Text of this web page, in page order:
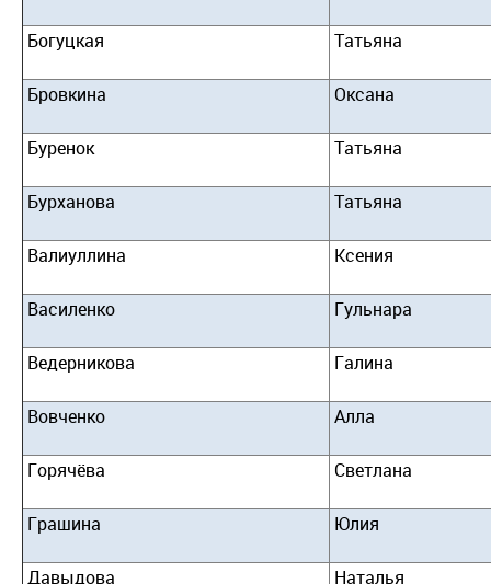
Богуцкая Татьяна
Бровкина Оксана
Буренок Татьяна
Бурханова Татьяна
Валиуллина Ксения
Василенко Гульнара
Ведерникова Галина
Вовченко Алла
Горячёва Светлана
Грашина Юлия
Давыдова Наталья